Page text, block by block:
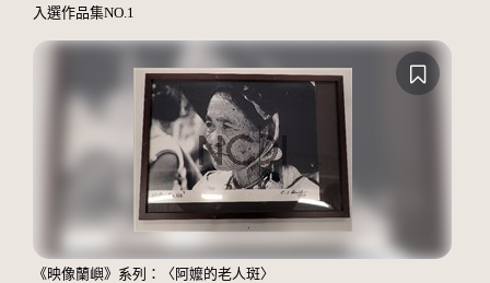
入選作品集NO.1
《映像蘭嶼》系列：〈阿嬤的老人斑〉